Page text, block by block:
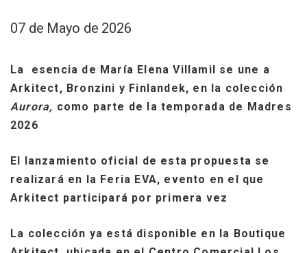
07 de Mayo de 2026
La esencia de María Elena Villamil se une a
Arkitect, Bronzini y Finlandek, en la colección
Aurora, como parte de la temporada de Madres
2026
El lanzamiento oficial de esta propuesta se
realizará en la Feria EVA, evento en el que
Arkitect participará por primera vez
La colección ya está disponible en la Boutique